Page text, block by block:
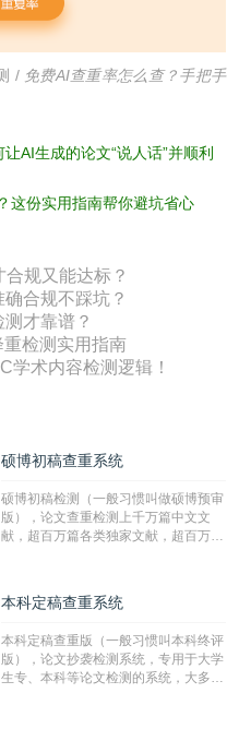
/ 免费AI查重率怎么查？手把手
AI生成的论文“说人话”并顺利
这份实用指南帮你避坑省心
规又能达标？
合规不踩坑？
才靠谱？
检测实用指南
学术内容检测逻辑！
硕博初稿查重系统
硕博初稿检测（一般习惯叫做硕博预审
版），论文查重检测上千万篇中文文
献，超百万篇各类独家文献，超百万港
校用来检测硕博论文的系统，检测范围
广，数据来源真实，检测算法合理!本
字符数30万）
本科定稿查重系统
本科定稿查重版（一般习惯叫本科终评
版），论文抄袭检测系统，专用于大学
生专、本科等论文检测的系统，大多数